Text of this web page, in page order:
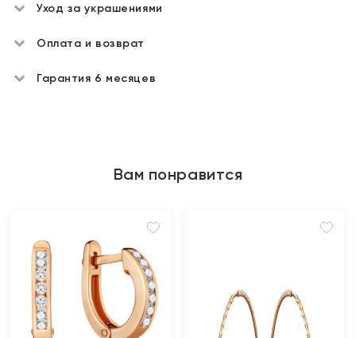
Уход за украшениями
Оплата и возврат
Гарантия 6 месяцев
Вам понравится